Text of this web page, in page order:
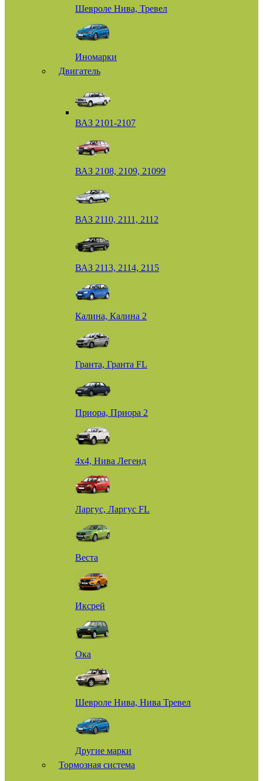
Шевроле Нива, Тревел
Иномарки
Двигатель
ВАЗ 2101-2107
ВАЗ 2108, 2109, 21099
ВАЗ 2110, 2111, 2112
ВАЗ 2113, 2114, 2115
Калина, Калина 2
Гранта, Гранта FL
Приора, Приора 2
4х4, Нива Легенд
Ларгус, Ларгус FL
Веста
Иксрей
Ока
Шевроле Нива, Нива Тревел
Другие марки
Тормозная система